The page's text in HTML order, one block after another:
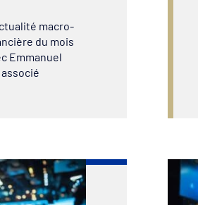
macro-
du mois
Emmanuel